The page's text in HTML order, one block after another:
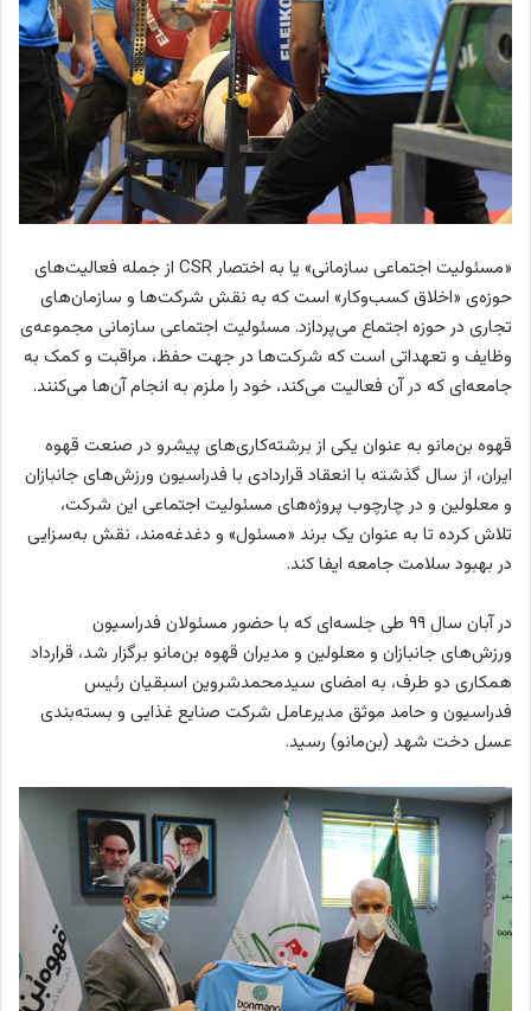
«مسئولیت اجتماعی سازمانی» یا به اختصار CSR از جمله فعالیت‌های
حوزه‌ی «اخلاق کسب‌و‌کار» است که به نقش شرکت‌ها و سازمان‌های
تجاری در حوزه اجتماع می‌پردازد. مسئولیت اجتماعی سازمانی مجموعه‌ی
وظایف و تعهداتی است که شرکت‌ها در جهت حفظ، مراقبت و کمک به
جامعه‌ای که در آن فعالیت می‌کند، خود را ملزم به انجام آن‌ها می‌کنند.
قهوه بن‌مانو به عنوان یکی از برشته‌کاری‌های پیشرو در صنعت قهوه
ایران، از سال گذشته با انعقاد قراردادی با فدراسیون ورزش‌های جانبازان
و معلولین و در چارچوب پروژه‌های مسئولیت اجتماعی این شرکت،
تلاش کرده تا به عنوان یک برند «مسئول» و دغدغه‌مند، نقش به‌سزایی
در بهبود سلامت جامعه ایفا کند.
در آبان سال ۹۹ طی جلسه‌ای که با حضور مسئولان فدراسیون
ورزش‌های جانبازان و معلولین و مدیران قهوه بن‌مانو برگزار شد، قرارداد
همکاری دو طرف، به امضای سیدمحمدشروین اسبقیان رئیس
فدراسیون و حامد موثق مدیرعامل شرکت صنایع غذایی و بسته‌بندی
عسل دخت شهد (بن‌مانو) رسید.